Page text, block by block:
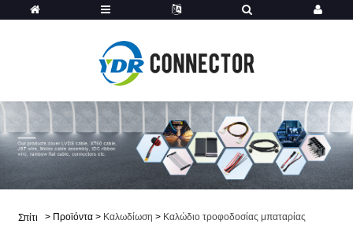
Σπίτι > Προϊόντα > Καλωδίωση > Καλώδιο τροφοδοσίας μπαταρίας